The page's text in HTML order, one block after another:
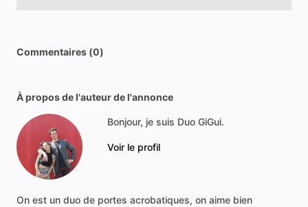
Commentaires (0)
À propos de l'auteur de l'annonce
Bonjour, je suis Duo GiGui.
Voir le profil
On est un duo de portes acrobatiques, on aime bien